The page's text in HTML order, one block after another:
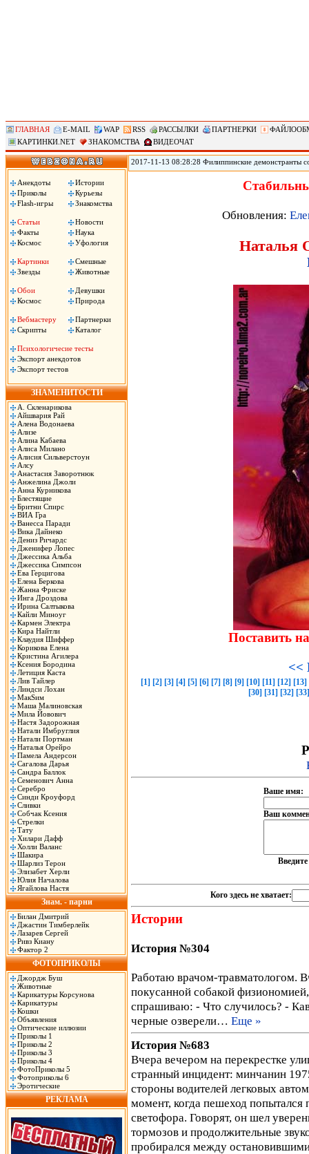
ГЛАВНАЯ E-MAIL WAP RSS РАССЫЛКИ ПАРТНЕРКИ
КАРТИНКИ.NET
ЗНАКОМСТВА ВИДЕОЧАТ
Анекдоты
Истории
Приколы
Курьезы
Flash-игры
Знакомства
Статьи
Новости
Факты
Наука
Космос
Уфология
Картинки
Смешные
Звезды
Животные
Обои
Девушки
Космос
Природа
Вебмастеру
Партнерки
Скрипты
Каталог
Психологичесие тесты
Экспорт анекдотов
Экспорт тестов
ЗНАМЕНИТОСТИ
А. Скленарикова
Айшвария Рай
Алена Водонаева
Ализе
Алина Кабаева
Алиса Милано
Алисия Сильверстоун
Алсу
Анастасия Заворотнюк
Анжелина Джоли
Анна Курникова
Блестящие
Бритни Спирс
ВИА Гра
Ванесса Паради
Вика Дайнеко
Дениз Ричардс
Дженифер Лопес
Джессика Альба
Джессика Симпсон
Ева Герцигова
Елена Беркова
Жанна Фриске
Инга Дроздова
Ирина Салтыкова
Кайли Миноуг
Кармен Электра
Кира Найтли
Клаудия Шиффер
Корикова Елена
Кристина Агилера
Ксения Бородина
Летиция Каста
Лив Тайлер
Линдси Лохан
МакSим
Маша Малиновская
Мила Йовович
Настя Задорожная
Натали Имбруглия
Натали Портман
Наталья Орейро
Памела Андерсон
Сагалова Дарья
Сандра Баллок
Семенович Анна
Серебро
Синди Кроуфорд
Сливки
Собчак Ксения
Стрелки
Тату
Хилари Дафф
Холли Валанс
Шакира
Шарлиз Терон
Элизабет Херли
Юлия Началова
Ягайлова Настя
Знам. - парни
Билан Дмитрий
Джастин Тимберлейк
Лазарев Сергей
Ривз Киану
Фактор 2
ФОТОПРИКОЛЫ
Джордж Буш
Животные
Карикатуры Корсунова
Карикатуры
Кошки
Объявления
Оптические иллюзии
Приколы 1
Приколы 2
Приколы 3
Приколы 4
ФотоПриколы 5
Фотоприколы 6
Эротические
РЕКЛАМА
2017-11-13 08:28:28 Филиппинские демонстранты
против «американского империализма» сожгли
вместе с началом 31-го саммита АСЕАН.
Обновления:
Наталья
Поставить
<<
[1] [2] [3] [4] [5] [6] [7] [8] [9] [10] [11] [12] [13]
[30] [31] [32] [33]
Ваше имя:
Ваш
Кого здесь не хватает:
Истории
История №304
Работаю врачом-травматологом.
покусанной собакой
спрашиваю: - Что случилось? -
черные озверели… Еще »
История №683
Вчера вечером на перекрестке
странный инцидент: минчанин
стороны водителей легковых
момент, когда пешеход
светофора. Говорят, он шел
тормозов и продолжительные
пробирался между